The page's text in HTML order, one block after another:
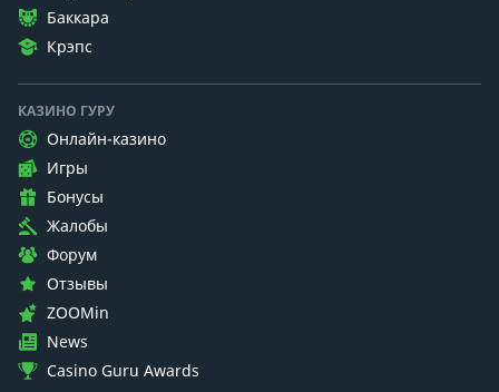
Баккара
Крэпс
КАЗИНО ГУРУ
Онлайн-казино
Игры
Бонусы
Жалобы
Форум
Отзывы
ZOOMin
News
Casino Guru Awards